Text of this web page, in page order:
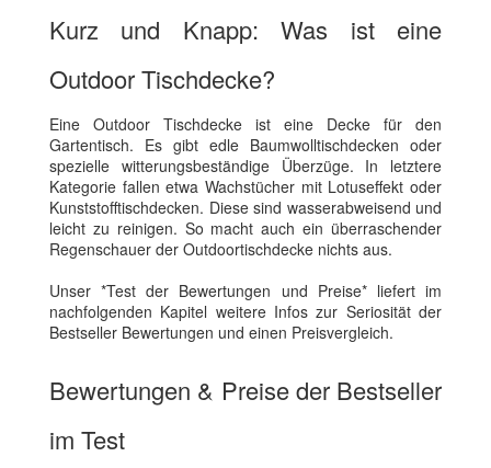
Kurz und Knapp: Was ist eine
Outdoor Tischdecke?
Eine Outdoor Tischdecke ist eine Decke für den
Gartentisch. Es gibt edle Baumwolltischdecken oder
spezielle witterungsbeständige Überzüge. In letztere
Kategorie fallen etwa Wachstücher mit Lotuseffekt oder
Kunststofftischdecken. Diese sind wasserabweisend und
leicht zu reinigen. So macht auch ein überraschender
Regenschauer der Outdoortischdecke nichts aus.
Unser *Test der Bewertungen und Preise* liefert im
nachfolgenden Kapitel weitere Infos zur Seriosität der
Bestseller Bewertungen und einen Preisvergleich.
Bewertungen & Preise der Bestseller
im Test